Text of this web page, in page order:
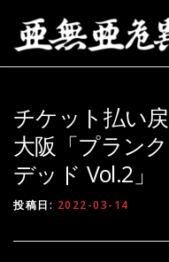
チケット払い
大阪「プラン
デッド Vol.2」
投稿日: 2022-03-14